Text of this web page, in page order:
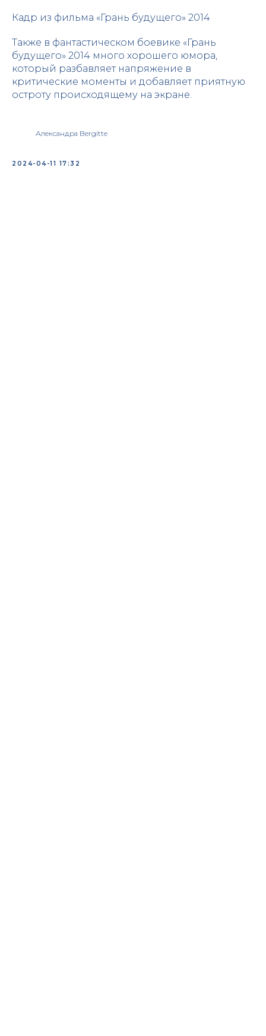
Кадр из фильма «Грань будущего» 2014
Также в фантастическом боевике «Грань
будущего» 2014 много хорошего юмора,
который разбавляет напряжение в
критические моменты и добавляет приятную
остроту происходящему на экране.
Александра Bergitte
2024-04-11 17:32